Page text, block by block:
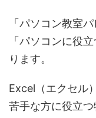
「パソコン教室
「パソコンに役
ります。
Excel（エクセル
苦手な方に役立つ